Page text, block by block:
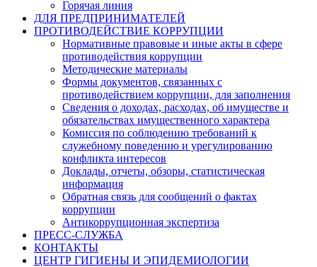
Горячая линия
ДЛЯ ПРЕДПРИНИМАТЕЛЕЙ
ПРОТИВОДЕЙСТВИЕ КОРРУПЦИИ
Нормативные правовые и иные акты в сфере
противодействия коррупции
Методические материалы
Формы документов, связанных с
противодействием коррупции, для заполнения
Сведения о доходах, расходах, об имуществе и
обязательствах имущественного характера
Комиссия по соблюдению требований к
служебному поведению и урегулированию
конфликта интересов
Доклады, отчеты, обзоры, статистическая
информация
Обратная связь для сообщений о фактах
коррупции
Антикоррупционная экспертиза
ПРЕСС-СЛУЖБА
КОНТАКТЫ
ЦЕНТР ГИГИЕНЫ И ЭПИДЕМИОЛОГИИ